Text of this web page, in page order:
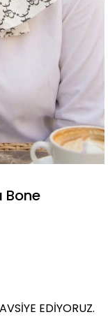
Bone
EDIYORUZ.